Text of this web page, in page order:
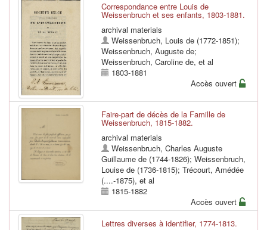
Correspondance entre Louis de
Weissenbruch et ses enfants, 1803-1881.
archival materials
Weissenbruch, Louis de (1772-1851);
Weissenbruch, Auguste de;
Weissenbruch, Caroline de, et al
1803-1881
Accès ouvert
Faire-part de décès de la Famille de
Weissenbruch, 1815-1882.
archival materials
Weissenbruch, Charles Auguste
Guillaume de (1744-1826); Weissenbruch,
Louise de (1736-1815); Trécourt, Amédée
(....-1875), et al
1815-1882
Accès ouvert
Lettres diverses à identifier, 1774-1813.